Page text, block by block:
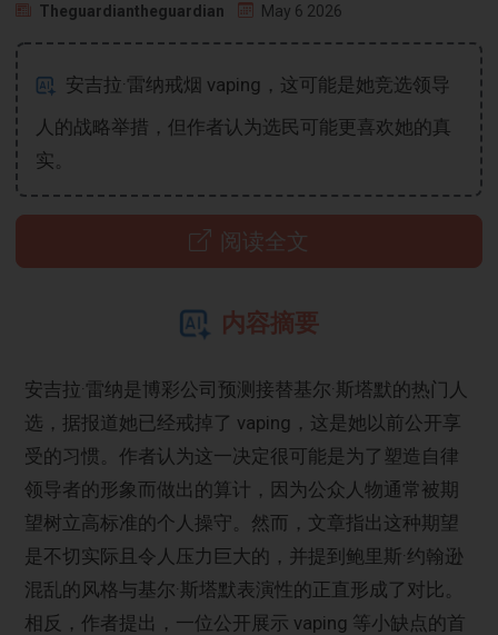
Theguardiantheguardian May 6 2026
安吉拉·雷纳戒烟 vaping，这可能是她竞选领导
人的战略举措，但作者认为选民可能更喜欢她的真
实。
阅读全文
内容摘要
安吉拉·雷纳是博彩公司预测接替基尔·斯塔默的热门人
选，据报道她已经戒掉了 vaping，这是她以前公开享
受的习惯。作者认为这一决定很可能是为了塑造自律
领导者的形象而做出的算计，因为公众人物通常被期
望树立高标准的个人操守。然而，文章指出这种期望
是不切实际且令人压力巨大的，并提到鲍里斯·约翰逊
混乱的风格与基尔·斯塔默表演性的正直形成了对比。
相反，作者提出，一位公开展示 vaping 等小缺点的首